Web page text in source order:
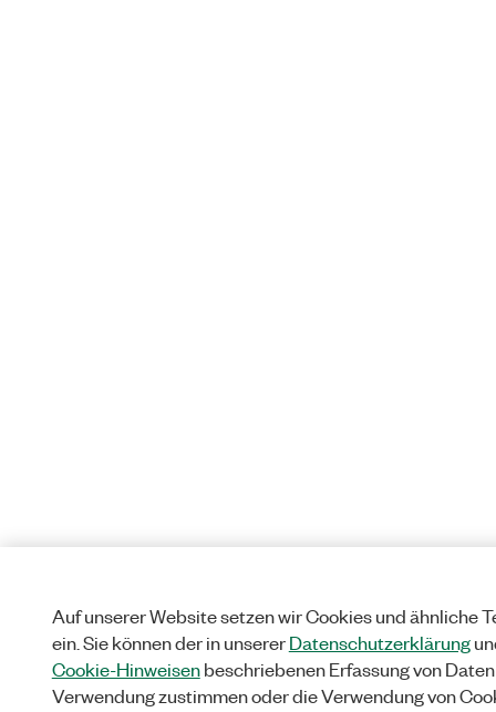
Auf unserer Website setzen wir Cookies und ähnliche
ein. Sie können der in unsererDatenschutzerklärung
Cookie-Hinweisenbeschriebenen Erfassung von
Verwendung zustimmen oder die Verwendung von